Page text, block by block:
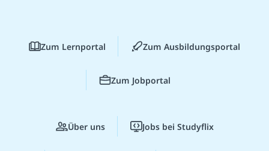
Zum Lernportal Zum Ausbildungsportal
Zum Jobportal
Über uns Jobs bei Studyflix